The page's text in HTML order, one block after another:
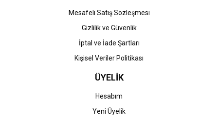
Mesafeli Satış Sözleşmesi
Gizlilik ve Güvenlik
İptal ve İade Şartları
Kişisel Veriler Politikası
ÜYELİK
Hesabım
Yeni Üyelik